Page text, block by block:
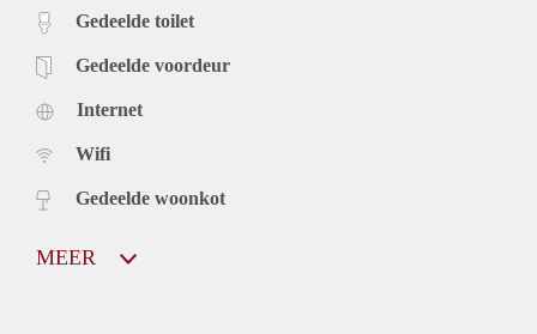
Gedeelde toilet
Gedeelde voordeur
Internet
Wifi
Gedeelde woonkot
MEER